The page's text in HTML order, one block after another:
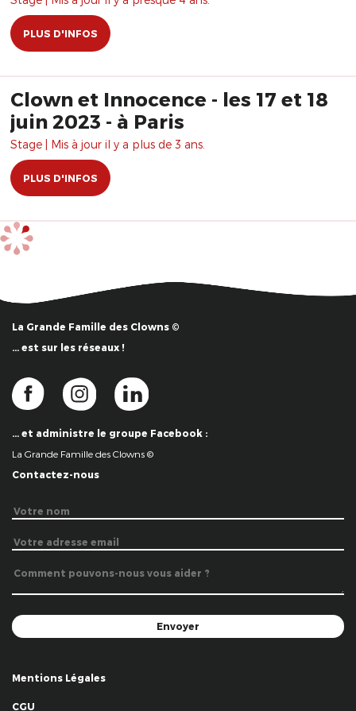
PLUS D'INFOS
Clown et Innocence - les 17 et 18
juin 2023 - à Paris
Stage | Mis à jour il y a plus de 3 ans.
PLUS D'INFOS
La Grande Famille des Clowns ©
… est sur les réseaux !
… et administre le groupe Facebook :
La Grande Famille des Clowns ©
Contactez-nous
Mentions Légales
CGU